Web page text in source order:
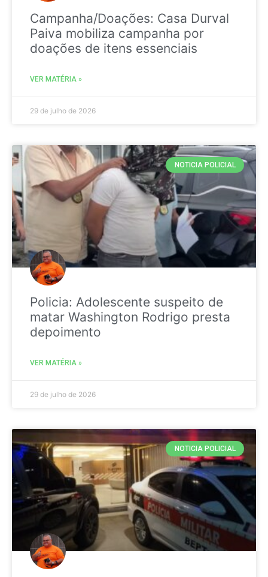
Campanha/Doações: Casa Durval
Paiva mobiliza campanha por
doações de itens essenciais
VER MATÉRIA »
29 de julho de 2026
NOTICIA POLICIAL
Policia: Adolescente suspeito de
matar Washington Rodrigo presta
depoimento
VER MATÉRIA »
29 de julho de 2026
NOTICIA POLICIAL